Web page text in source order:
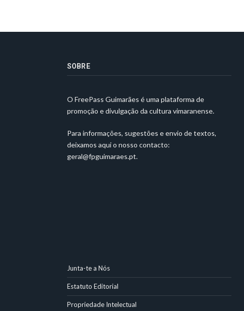
SOBRE
O FreePass Guimarães é uma plataforma de
promoção e divulgação da cultura vimaranense.
Para informações, sugestões e envio de textos,
deixamos aqui o nosso contacto:
geral@fpguimaraes.pt.
Junta-te a Nós
Estatuto Editorial
Propriedade Intelectual